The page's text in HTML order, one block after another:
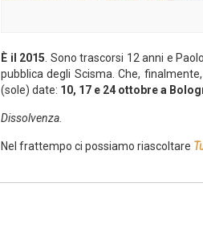
È il 2015 . Sono trascorsi 12 anni e
pubblica degli Scisma. Che,
(sole) date: 10, 17 e 24 ottobre a
Dissolvenza.
Nel frattempo ci possiamo riascoltare